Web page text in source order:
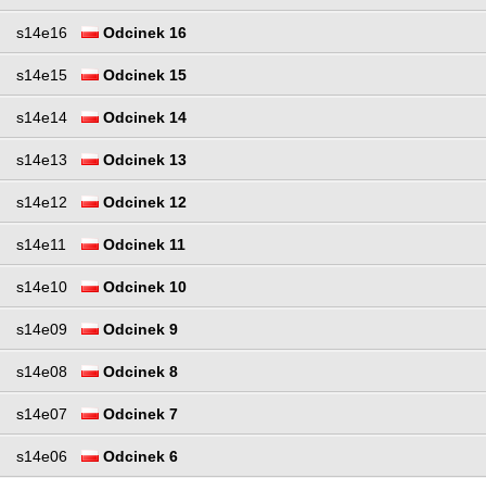
s14e16 Odcinek 16
s14e15 Odcinek 15
s14e14 Odcinek 14
s14e13 Odcinek 13
s14e12 Odcinek 12
s14e11 Odcinek 11
s14e10 Odcinek 10
s14e09 Odcinek 9
s14e08 Odcinek 8
s14e07 Odcinek 7
s14e06 Odcinek 6